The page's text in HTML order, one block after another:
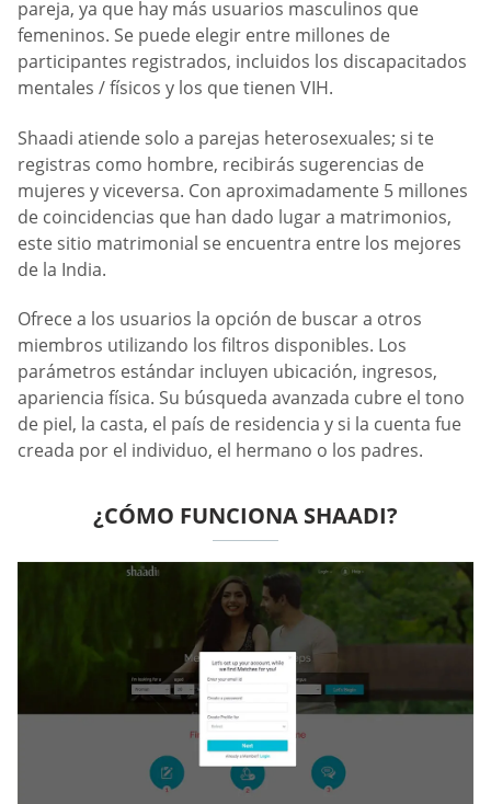
pareja, ya que hay más usuarios masculinos que
femeninos. Se puede elegir entre millones de
participantes registrados, incluidos los discapacitados
mentales / físicos y los que tienen VIH.
Shaadi atiende solo a parejas heterosexuales; si te
registras como hombre, recibirás sugerencias de
mujeres y viceversa. Con aproximadamente 5 millones
de coincidencias que han dado lugar a matrimonios,
este sitio matrimonial se encuentra entre los mejores
de la India.
Ofrece a los usuarios la opción de buscar a otros
miembros utilizando los filtros disponibles. Los
parámetros estándar incluyen ubicación, ingresos,
apariencia física. Su búsqueda avanzada cubre el tono
de piel, la casta, el país de residencia y si la cuenta fue
creada por el individuo, el hermano o los padres.
¿CÓMO FUNCIONA SHAADI?